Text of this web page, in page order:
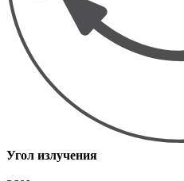
Угол излучения